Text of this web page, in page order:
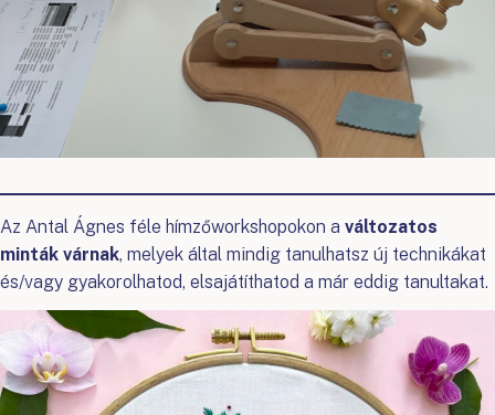
Az Antal Ágnes féle hímzőworkshopokon a változatos
minták várnak, melyek által mindig tanulhatsz új technikákat
és/vagy gyakorolhatod, elsajátíthatod a már eddig tanultakat.